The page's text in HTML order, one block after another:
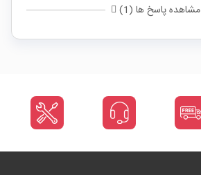
مشاهده پاسخ ها (1)